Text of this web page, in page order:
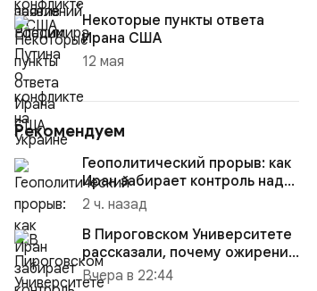
Некоторые пункты ответа
Ирана США
12 мая
Рекомендуем
Геополитический прорыв: как
Иран забирает контроль над
Ормузским проливом
2 ч. назад
В Пироговском Университете
рассказали, почему ожирение
«молодеет» и как его ...
Вчера в 22:44